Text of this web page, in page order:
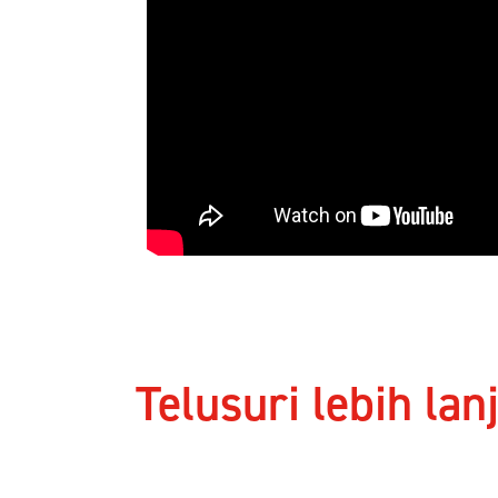
Telusuri lebih